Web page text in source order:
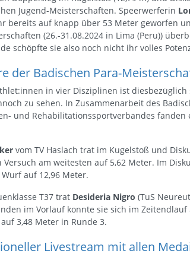
Jugend-Meisterschaften. Speerwerferin
bereits auf knapp über 53 Meter geworfen
(26.-31.08.2024 in Lima (Peru))
schöpfte sie also noch nicht ihr volles
der Badischen Para-
in vier Disziplinen ist
zu sehen. In Zusammenarbeit des
und Rehabilitationssportverbandes fanden
vom TV Haslach trat im Kugelstoß und
Versuch am weitesten auf 5,62 Meter. Im
auf 12,96 Meter.
T37 trat Desideria Nigro (TuS
im Vorlauf konnte sie sich im
3,48 Meter in Runde 3.
Livestream mit allen